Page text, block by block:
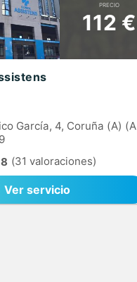
PRECIO
112 €
García, 4, Coruña (A) (A
(31 valoraciones)
Ver servicio